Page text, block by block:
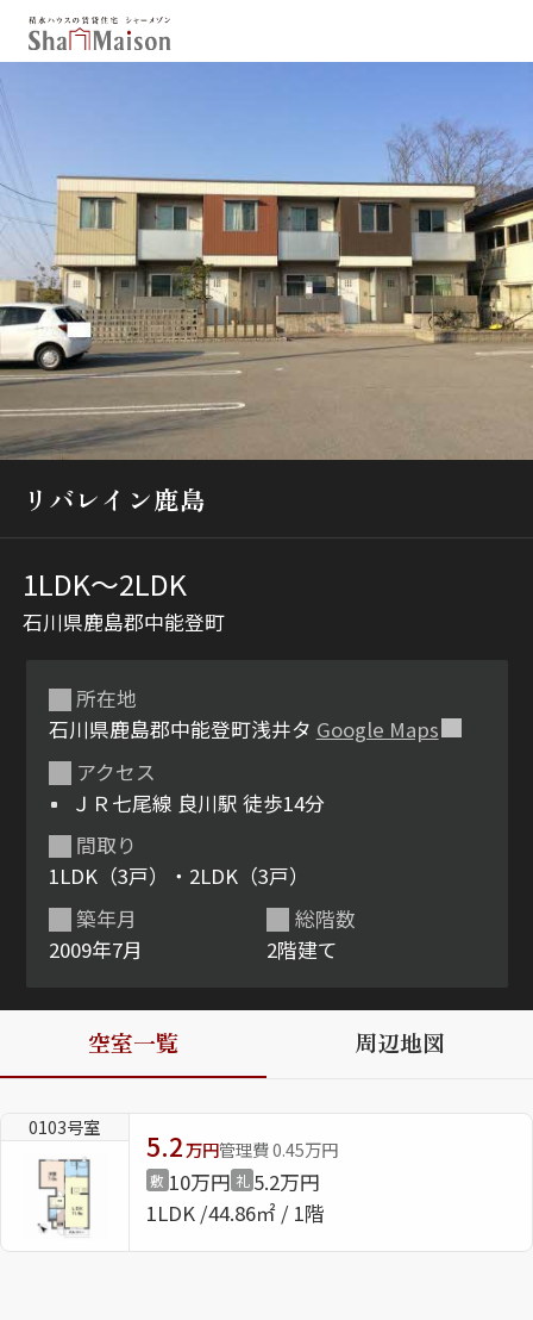
北海道 東北
関東
中部
関西
中国・四国
九州
市区郡・路線・駅から探す
通勤・通学時間から探す
地図から探す
人気のカテゴリから探す
シャーメゾンとは
ン
ルームツアー 動画ギャラリー
ShaMaison STYLE
シャーメゾンショップを探す
らくらく内見
シャーメゾンライフサポート
リバレイン鹿島
1LDK〜2LDK
石川県鹿島郡中能登町
所在地
石川県鹿島郡中能登町浅井タ Google Maps
アクセス
ＪＲ七尾線 良川駅 徒歩14分
築年月
2009年7月
間取り
1LDK（3戸）・2LDK（3戸）
総階数
2階建て
空室一覧 周辺地図
0103号室
5.2万円管理費 0.45万円
敷 10万円 礼 5.2万円
1LDK 44.86㎡ / 1階